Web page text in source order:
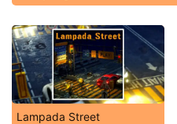
Lampada Street